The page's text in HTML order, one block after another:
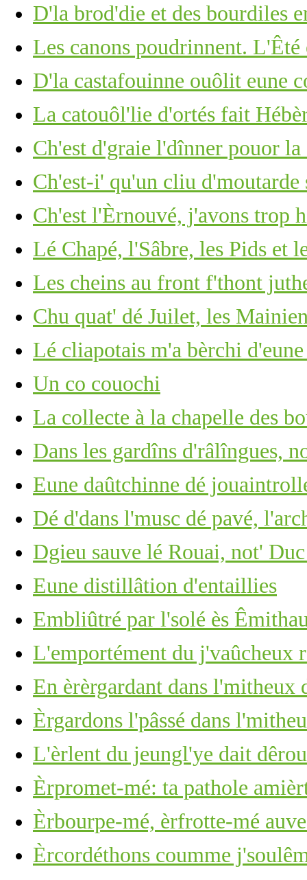
D'la brod'die et des bourdiles
Les canons poudrinnent.
D'la castafouinne ouôlit eune
La catouôl'lie d'ortés fait
Ch'est d'graie l'dînner pouor
Ch'est-i' qu'un cliu d'moutarde
Ch'est l'Èrnouvé, j'avons trop
Lé Chapé, l'Sâbre, les Pids et
Les cheins au front f'thont
Chu quat' dé Juilet, les
Lé cliapotais m'a bèrchi
Un co couochi
La collecte à la chapelle des
Dans les gardîns d'râlîngues,
Eune daûtchinne dé
Dé d'dans l'musc dé pavé,
Dgieu sauve lé Rouai, not'
Eune distillâtion d'entaillies
Embliûtré par l'solé ès
L'emportément du j'vaûcheux
En èrèrgardant dans l'mitheux
Èrgardons l'pâssé dans
L'èrlent du jeungl'ye dait
Èrpromet-mé: ta pathole
Èrbourpe-mé, èrfrotte-mé
Èrcordéthons coumme